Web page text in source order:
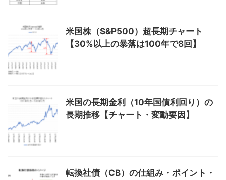
米国株（S&P500）超長期チャート
【30%以上の暴落は100年で8回】
米国の長期金利（10年国債利回り）の
長期推移【チャート・変動要因】
転換社債（CB）の仕組み・ポイント・